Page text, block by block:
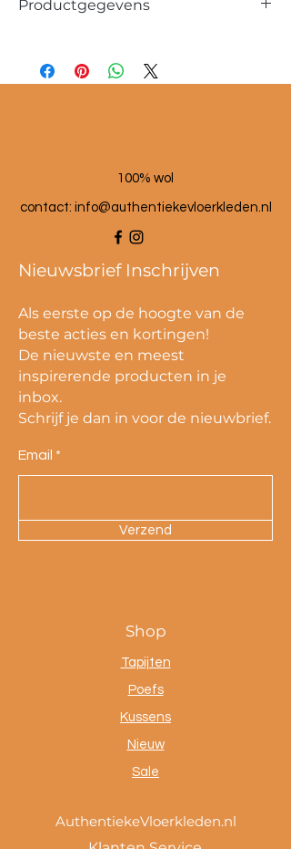
Productgegevens
100% wol
100% wol
contact: info@authentiekevloerkleden.nl
Nieuwsbrief Inschrijven
Als eerste op de hoogte van de
beste acties en kortingen!
De nieuwste en meest
inspirerende producten in je
inbox.
Schrijf je dan in voor de nieuwbrief.
Email
Verzend
Shop
Tapijten
Poefs
Kussens
Nieuw
Sale
AuthentiekeVloerkleden.nl